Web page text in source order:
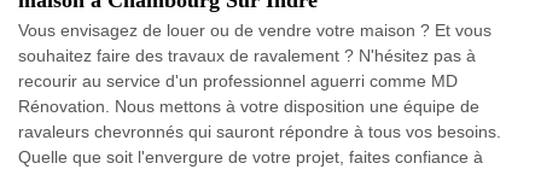
Vous envisagez de louer ou de vendre votre maison ? Et vous
souhaitez faire des travaux de ravalement ? N'hésitez pas à
recourir au service d'un professionnel aguerri comme MD
Rénovation. Nous mettons à votre disposition une équipe de
ravaleurs chevronnés qui sauront répondre à tous vos besoins.
Quelle que soit l'envergure de votre projet, faites confiance à